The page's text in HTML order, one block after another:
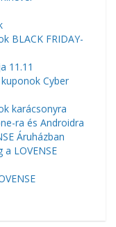
BLACK FRIDAY-
11.11
Cyber
karácsonyra
ra és Androidra
Áruházban
LOVENSE